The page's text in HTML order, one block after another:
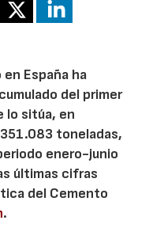
España ha
del primer
lo sitúa, en
toneladas,
enero-junio
últimas cifras
del Cemento
.